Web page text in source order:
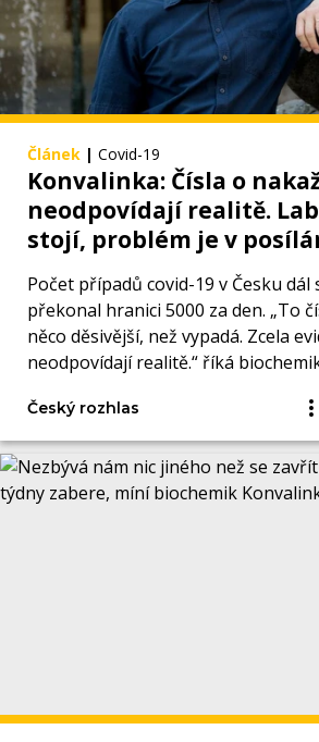
Článek | Covid-19
Konvalinka: Čísla o
neodpovídají realitě.
stojí, problém je v
Počet případů covid-19 v Česku dál
překonal hranici 5000 za den. „To
něco děsivější, než vypadá. Zcela
neodpovídají realitě.“ říká
Český rozhlas